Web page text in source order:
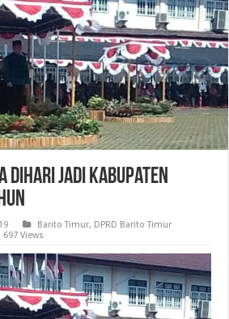
Dihari Jadi Kabupaten
Barito Timur, DPRD Barito Timur
697 Views